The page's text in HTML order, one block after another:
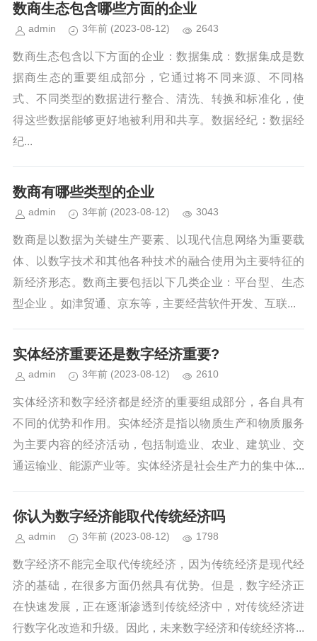
数商生态包含哪些方面的企业
admin 3年前 (2023-08-12) 2643
数商生态包含以下方面的企业：数据集成：数据集成是数
据商生态的重要组成部分，它通过将不同来源、不同格
式、不同类型的数据进行整合、清洗、转换和标准化，使
得这些数据能够更好地被利用和共享。数据经纪：数据经
纪...
数商有哪些类型的企业
admin 3年前 (2023-08-12) 3043
数商是以数据为关键生产要素、以现代信息网络为重要载
体、以数字技术和其他各种技术的融合使用为主要特征的
新经济形态。数商主要包括以下几类企业：平台型、生态
型企业 。如津贸通、京东等，主要经营软件开发、互联...
实体经济重要还是数字经济重要?
admin 3年前 (2023-08-12) 2610
实体经济和数字经济都是经济的重要组成部分，各自具有
不同的优势和作用。实体经济是指以物质生产和物质服务
为主要内容的经济活动，包括制造业、农业、建筑业、交
通运输业、能源产业等。实体经济是社会生产力的集中体...
你认为数字经济能取代传统经济吗
admin 3年前 (2023-08-12) 1798
数字经济不能完全取代传统经济，因为传统经济是现代经
济的基础，在很多方面仍然具有优势。但是，数字经济正
在快速发展，正在逐渐渗透到传统经济中，对传统经济进
行数字化改造和升级。因此，未来数字经济和传统经济将...